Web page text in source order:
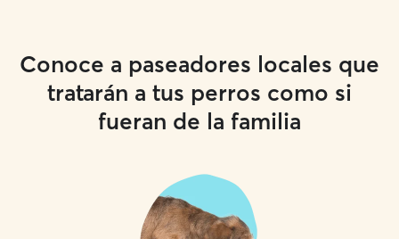
Conoce a paseadores locales que
tratarán a tus perros como si
fueran de la familia